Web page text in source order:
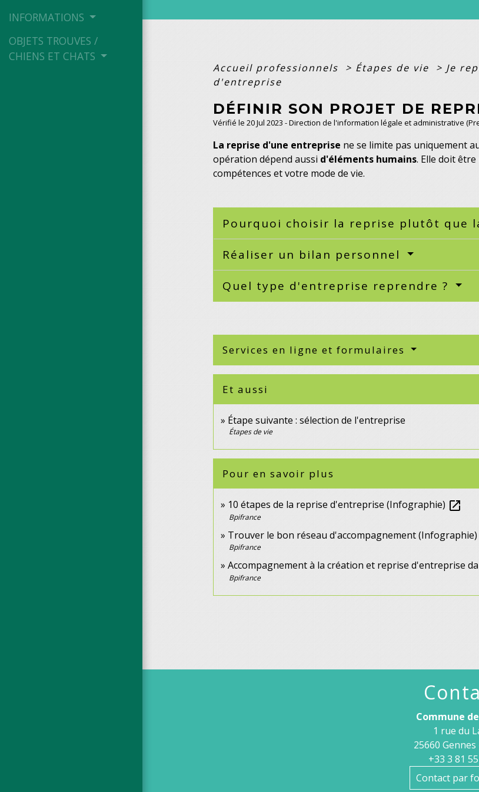
INFORMATIONS
OBJETS TROUVES /
CHIENS ET CHATS
Accueil professionnels > Étapes de vie > Je
d'entreprise
DÉFINIR SON PROJET DE
Vérifié le 20 Jul 2023 - Direction de l'information légale et administrative
La reprise d'une entreprise ne se limite pas uniquement
opération dépend aussi d'éléments humains. Elle doit
compétences et votre mode de vie.
Pourquoi choisir la reprise plutôt que
Réaliser un bilan personnel
Quel type d'entreprise reprendre ?
Services en ligne et formulaires
Et aussi
Étape suivante : sélection de l'entreprise
Étapes de vie
Pour en savoir plus
10 étapes de la reprise d'entreprise (Infographie) open_in_new
Bpifrance
Trouver le bon réseau d'accompagnement (Infographie)
Bpifrance
Accompagnement à la création et reprise d'entreprise
Bpifrance
Commune
1 rue du
25660 Gennes
+33 3 81
Contact par